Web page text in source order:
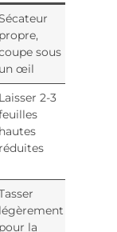
propre,
sous
un œil
Laisser 2-3
hautes
réduites
légèrement
pour la